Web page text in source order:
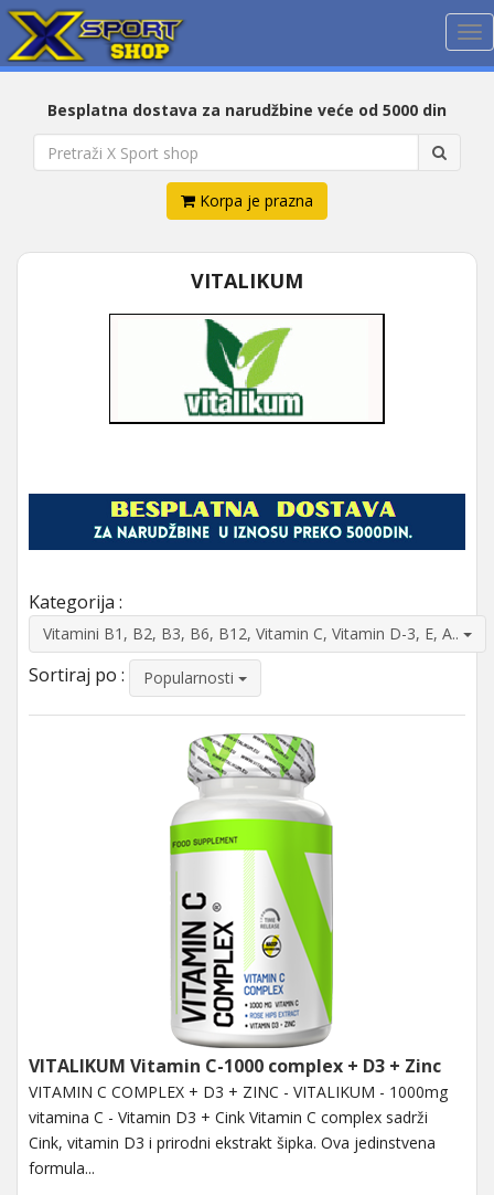
Besplatna dostava za narudžbine veće od 5000 din
Korpa je prazna
VITALIKUM
Kategorija :
Vitamini B1, B2, B3, B6, B12, Vitamin C, Vitamin D-3, E, A..
Sortiraj po : Popularnosti
VITALIKUM Vitamin C-1000 complex + D3 + Zinc
VITAMIN C COMPLEX + D3 + ZINC - VITALIKUM - 1000mg
vitamina C - Vitamin D3 + Cink Vitamin C complex sadrži
Cink, vitamin D3 i prirodni ekstrakt šipka. Ova jedinstvena
formula...